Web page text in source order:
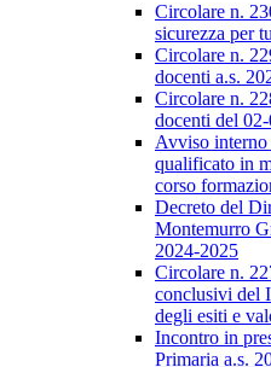
Circolare n.
sicurezza per
Circolare n.
docenti a.s.
Circolare n.
docenti del
Avviso interno
qualificato in
corso
Decreto del
Montemurro
2024-2025
Circolare n.
conclusivi del
degli esiti e
Incontro in
Primaria a.s.